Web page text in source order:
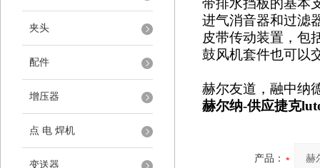
夹头
配件
增压器
点 电 焊机
变送器
带排水挡板的基本
进气消音器和过滤
皮带传动装置，包
鼓风机套件也可以
赫尔友道，融中纳
赫尔纳-供应捷克
产品：